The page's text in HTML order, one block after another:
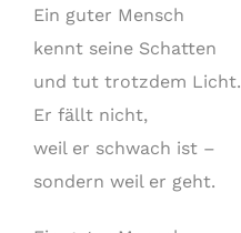
Ein guter Mensch
kennt seine Schatten
und tut trotzdem Licht.
Er fällt nicht,
weil er schwach ist –
sondern weil er geht.